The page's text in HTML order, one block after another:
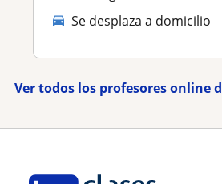
Se desplaza a domicilio
Ver todos los profesores online